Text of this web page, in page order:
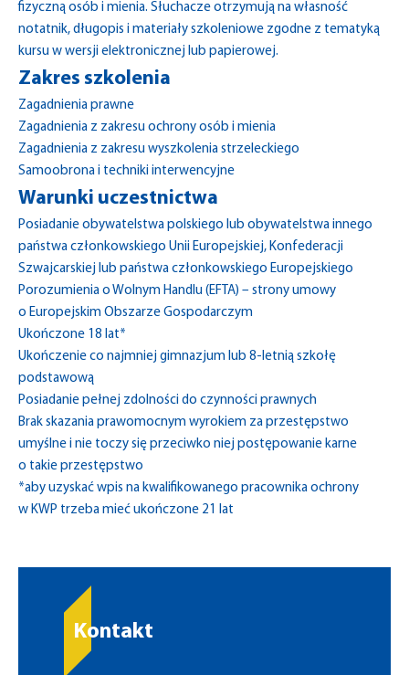
fizyczną osób i mienia. Słuchacze otrzymują na własność
notatnik, długopis i materiały szkoleniowe zgodne z tematyką
kursu w wersji elektronicznej lub papierowej.
Zakres szkolenia
Zagadnienia prawne
Zagadnienia z zakresu ochrony osób i mienia
Zagadnienia z zakresu wyszkolenia strzeleckiego
Samoobrona i techniki interwencyjne
Warunki uczestnictwa
Posiadanie obywatelstwa polskiego lub obywatelstwa innego
państwa członkowskiego Unii Europejskiej, Konfederacji
Szwajcarskiej lub państwa członkowskiego Europejskiego
Porozumienia o Wolnym Handlu (EFTA) – strony umowy
o Europejskim Obszarze Gospodarczym
Ukończone 18 lat*
Ukończenie co najmniej gimnazjum lub 8-letnią szkołę
podstawową
Posiadanie pełnej zdolności do czynności prawnych
Brak skazania prawomocnym wyrokiem za przestępstwo
umyślne i nie toczy się przeciwko niej postępowanie karne
o takie przestępstwo
*aby uzyskać wpis na kwalifikowanego pracownika ochrony
w KWP trzeba mieć ukończone 21 lat
Kontakt